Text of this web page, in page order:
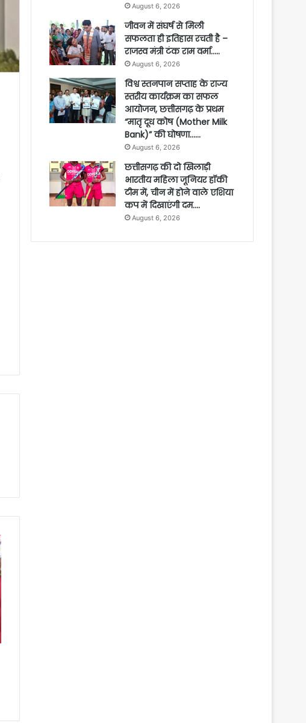
August 6, 2026
जीवन में संघर्ष से मिली
सफलता ही इतिहास रचती है –
राजस्व मंत्री टंक राम वर्मा…..
August 6, 2026
विश्व स्तनपान सप्ताह के राज्य
स्तरीय कार्यक्रम का सफल
आयोजन, छत्तीसगढ़ के प्रथम
“मातृ दूध कोष (Mother Milk
Bank)” की घोषणा……
August 6, 2026
छत्तीसगढ़ की दो खिलाड़ी
भारतीय महिला जूनियर हॉकी
टीम में, चीन में होने वाले एशिया
कप में दिखाएंगी दम….
August 6, 2026